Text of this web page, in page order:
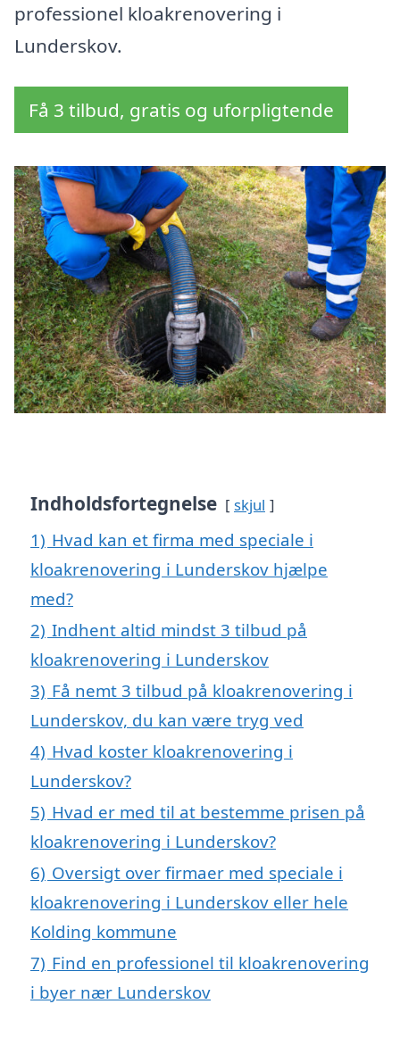
professionel kloakrenovering i
Lunderskov.
Få 3 tilbud, gratis og uforpligtende
Indholdsfortegnelse skjul
1) Hvad kan et firma med speciale i
kloakrenovering i Lunderskov hjælpe
med?
2) Indhent altid mindst 3 tilbud på
kloakrenovering i Lunderskov
3) Få nemt 3 tilbud på kloakrenovering i
Lunderskov, du kan være tryg ved
4) Hvad koster kloakrenovering i
Lunderskov?
5) Hvad er med til at bestemme prisen på
kloakrenovering i Lunderskov?
6) Oversigt over firmaer med speciale i
kloakrenovering i Lunderskov eller hele
Kolding kommune
7) Find en professionel til kloakrenovering
i byer nær Lunderskov